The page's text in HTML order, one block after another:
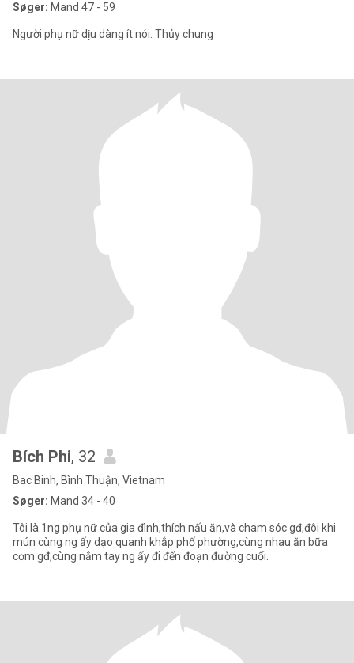
Søger: Mand 47 - 59
Người phụ nữ dịu dàng ít nói. Thủy chung
Bích Phi, 32
Bac Binh, Bình Thuận, Vietnam
Søger: Mand 34 - 40
Tôi là 1ng phụ nữ của gia đình,thích nấu ăn,và cham sóc gđ,đôi khi
mún cùng ng ấy dạo quanh khắp phố phường,cùng nhau ăn bữa
cơm gđ,cùng nắm tay ng ấy đi đến đoạn đường cuối.